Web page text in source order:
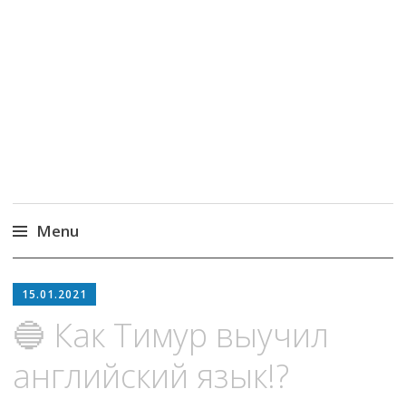
Menu
to
content
15.01.2021
🔵 Как Тимур выучил
английский язык!?